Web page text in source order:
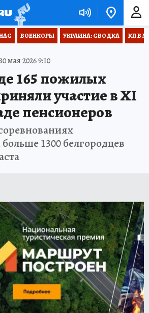
ВОЕНКОРЫ УКРАИНА: СВОДКА КП В
мая 2026 9:10
165 пожилых
участие в ХI
пенсионеров
1300 белгородцев